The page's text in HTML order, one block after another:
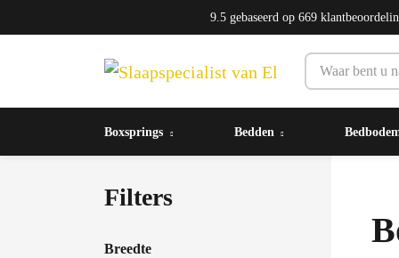
9.5 gebaseerd op 669
Boxsprings Bedden
Filters
Breedte